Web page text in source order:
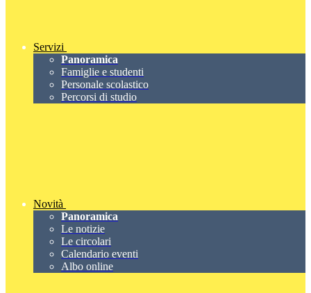
Servizi
Panoramica
Famiglie e studenti
Personale scolastico
Percorsi di studio
Novità
Panoramica
Le notizie
Le circolari
Calendario eventi
Albo online